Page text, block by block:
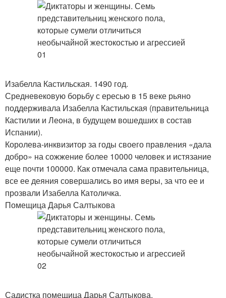
Изабелла Кастильская. 1490 год.
Средневековую борьбу с ересью в 15 веке рьяно
поддерживала Изабелла Кастильская (правительница
Кастилии и Леона, в будущем вошедших в состав
Испании).
Королева-инквизитор за годы своего правления «дала
добро» на сожжение более 10000 человек и истязание
еще почти 100000. Как отмечала сама правительница,
все ее деяния совершались во имя веры, за что ее и
прозвали Изабелла Католичка.
Помещица Дарья Салтыкова
Садистка помещица Дарья Салтыкова.